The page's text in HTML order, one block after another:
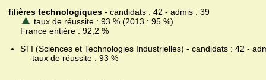
filières technologiques - candidats : 42 - admis : 39
taux de réussite : 93 % (2013 : 95 %)
France entière : 92,2 %
STI (Sciences et Technologies Industrielles) - candidats : 42 -
taux de réussite : 93 %